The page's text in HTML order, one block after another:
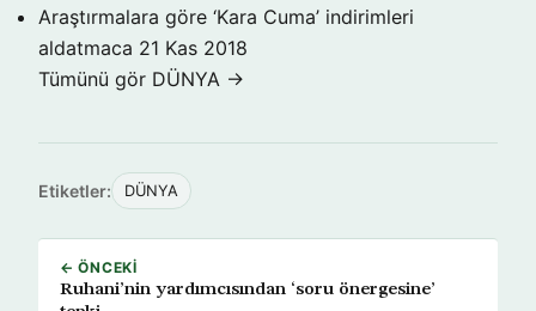
Araştırmalara göre ‘Kara Cuma’ indirimleri
aldatmaca 21 Kas 2018
Tümünü gör DÜNYA →
Etiketler: DÜNYA
← ÖNCEKI
Ruhani’nin yardımcısından ‘soru önergesine’